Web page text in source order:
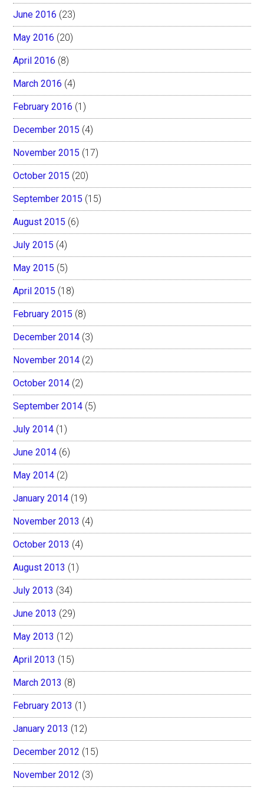
June 2016 (23)
May 2016 (20)
April 2016 (8)
March 2016 (4)
February 2016 (1)
December 2015 (4)
November 2015 (17)
October 2015 (20)
September 2015 (15)
August 2015 (6)
July 2015 (4)
May 2015 (5)
April 2015 (18)
February 2015 (8)
December 2014 (3)
November 2014 (2)
October 2014 (2)
September 2014 (5)
July 2014 (1)
June 2014 (6)
May 2014 (2)
January 2014 (19)
November 2013 (4)
October 2013 (4)
August 2013 (1)
July 2013 (34)
June 2013 (29)
May 2013 (12)
April 2013 (15)
March 2013 (8)
February 2013 (1)
January 2013 (12)
December 2012 (15)
November 2012 (3)